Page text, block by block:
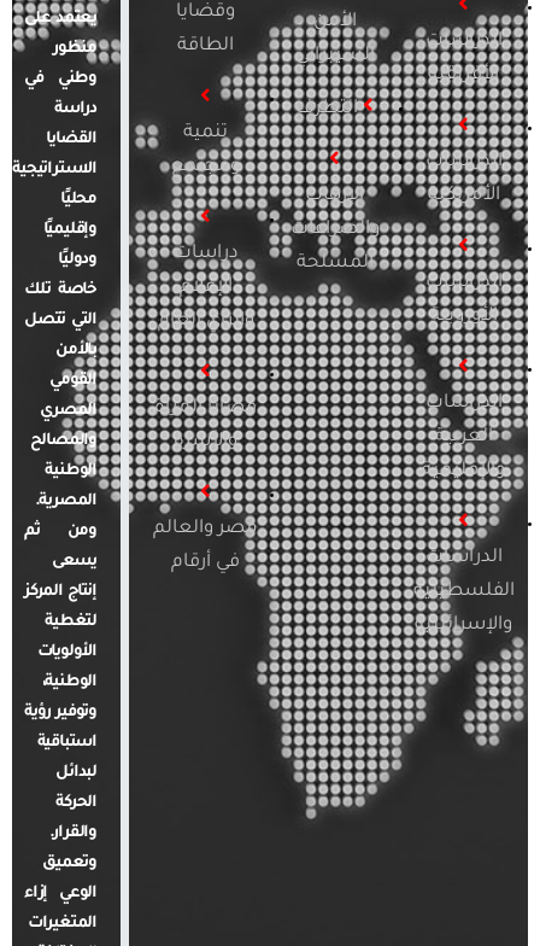
الدراسات
الأفريقية
الدراسات
الأمريكية
الدراسات
الأوروبية
الدراسات
العربية
والإقليمية
الدراسات
الفلسطينية
والإسرائيلية
الأمن
السيبراني
التطرف
الإرهاب
والصراعات
المسلحة
وقضايا
الطاقة
تنمية
ومجتمع
دراسات
الإعلام
والرأي العام
قضايا المرأة
والأسرة
مصر والعالم
في أرقام
يعتمد على
منظور
وطني في
دراسة
القضايا
الاستراتيجية
محليًا
وإقليميًا
ودوليًا
خاصة تلك
التي تتصل
بالأمن
القومي
المصري
والمصالح
الوطنية
المصرية.
ومن ثم
يسعى
إنتاج المركز
لتغطية
الأولويات
الوطنية،
وتوفير رؤية
استباقية
لبدائل
الحركة
والقرار.
وتعميق
الوعي إزاء
المتغيرات